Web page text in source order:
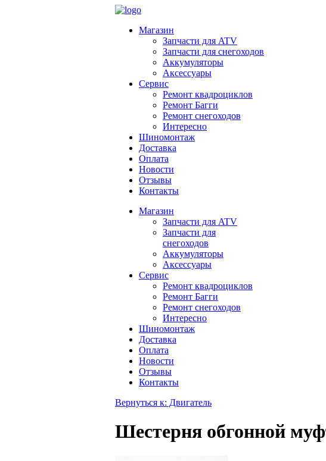
Магазин
Запчасти для ATV
Запчасти для снегоходов
Аккумуляторы
Аксессуары
Сервис
Ремонт квадроциклов
Ремонт Багги
Ремонт снегоходов
Интересно
Шиномонтаж
Доставка
Оплата
Новости
Отзывы
Контакты
Магазин
Запчасти для ATV
Запчасти для
снегоходов
Аккумуляторы
Аксессуары
Сервис
Ремонт квадроциклов
Ремонт Багги
Ремонт снегоходов
Интересно
Шиномонтаж
Доставка
Оплата
Новости
Отзывы
Контакты
Вернуться к: Двигатель
Шестерня обгонной